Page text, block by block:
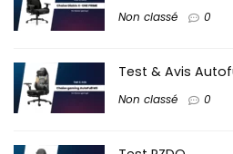
Non classé 0
Test & Avis
Non classé 0